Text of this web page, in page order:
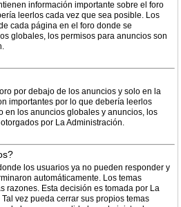
información importante sobre el foro
leerlos cada vez que sea posible. Los
cada página en el foro donde se
globales, los permisos para anuncios son
por debajo de los anuncios y solo en la
importantes por lo que debería leerlos
en los anuncios globales y anuncios, los
por La Administración.
los usuarios ya no pueden responder y
automáticamente. Los temas
razones. Esta decisión es tomada por La
vez pueda cerrar sus propios temas